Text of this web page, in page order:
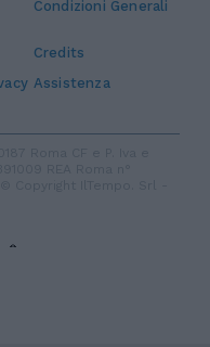
Condizioni Generali
Credits
Assistenza